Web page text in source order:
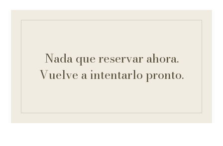
Nada que reservar ahora.
Vuelve a intentarlo pronto.